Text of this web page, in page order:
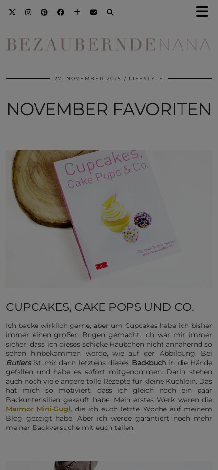
27. NOVEMBER 2015 LIFESTYLE
NOVEMBER FAVORITEN
CUPCAKES, CAKE POPS UND CO.
Ich backe wirklich gerne, aber um Cupcakes habe ich bisher
immer einen großen Bogen gemacht. Ich war mir immer
sicher, dass ich dieses schicke Häubchen nicht annähernd so
schön hinbekommen werde, wie auf der Abbildung. Bei
Butlers ist mir dann letztens dieses Backbuchin die Hände
gefallen und habe es sofort mitgenommen. Darin stehen
auch noch viele andere tolle Rezepte für kleine Küchlein. Das
hat mich so motiviert, dass ich gleich noch ein paar
Backuntensilien gekauft habe. Mein erstes Werk waren die
Marmor Mini-Gugl , die ich euch letzte Woche auf meinem
Blog gezeigt habe. Aber ich werde garantiert noch mehr
meiner Backversuche mit euch teilen.